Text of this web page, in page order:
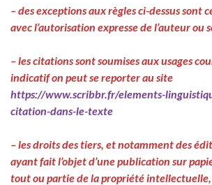
– des exceptions aux règles ci-dessus sont
avec l’autorisation expresse de l’auteur ou
– les citations sont soumises aux usages
indicatif on peut se reporter au site
https://www.scribbr.fr/elements-
citation-dans-le-texte
– les droits des tiers, et notamment des
ayant fait l’objet d’une publication sur
tout ou partie de la propriété